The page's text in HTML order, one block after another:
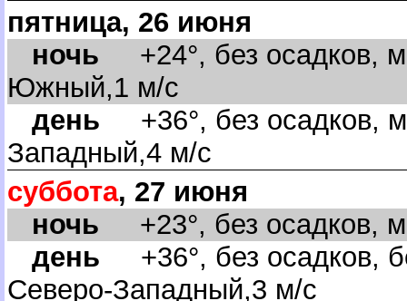
пятница, 26 июня
ночь +24°, без осадков,
Южный,1 м/с
день +36°, без осадков,
Западный,4 м/с
суббота, 27 июня
ночь +23°, без осадков,
день +36°, без осадков,
Северо-Западный,3 м/с